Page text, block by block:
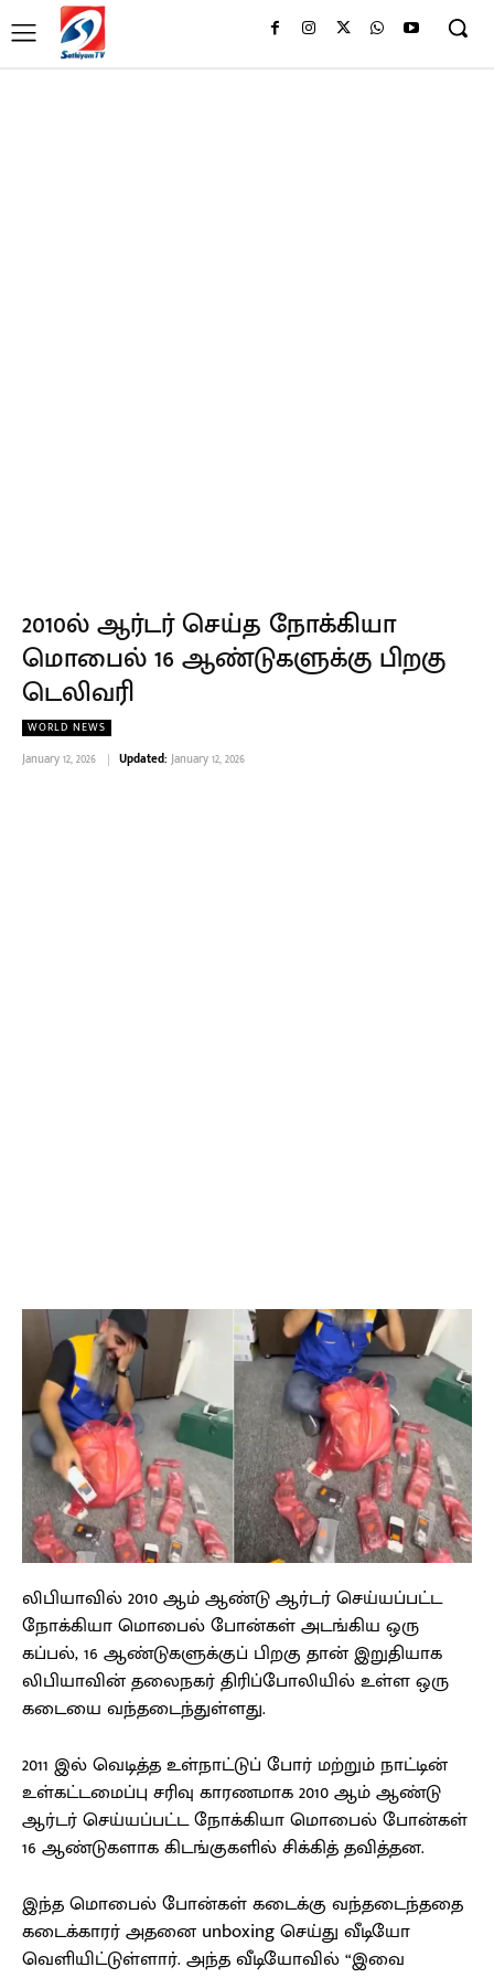
2010ல் ஆர்டர் செய்த நோக்கியா
மொபைல் 16 ஆண்டுகளுக்கு பிறகு
டெலிவரி
WORLD NEWS
January 12, 2026 Updated: January 12, 2026
லிபியாவில் 2010 ஆம் ஆண்டு ஆர்டர் செய்யப்பட்ட
நோக்கியா மொபைல் போன்கள் அடங்கிய ஒரு
கப்பல், 16 ஆண்டுகளுக்குப் பிறகு தான் இறுதியாக
லிபியாவின் தலைநகர் திரிப்போலியில் உள்ள ஒரு
கடையை வந்தடைந்துள்ளது.
2011 இல் வெடித்த உள்நாட்டுப் போர் மற்றும் நாட்டின்
உள்கட்டமைப்பு சரிவு காரணமாக 2010 ஆம் ஆண்டு
ஆர்டர் செய்யப்பட்ட நோக்கியா மொபைல் போன்கள்
16 ஆண்டுகளாக கிடங்குகளில் சிக்கித் தவித்தன.
இந்த மொபைல் போன்கள் கடைக்கு வந்தடைந்ததை
கடைக்காரர் அதனை unboxing செய்து வீடியோ
வெளியிட்டுள்ளார். அந்த வீடியோவில் “இவை